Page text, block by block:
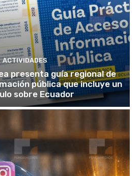
ACTIVIDADES
presenta guía regional de
pública que incluye un
sobre Ecuador